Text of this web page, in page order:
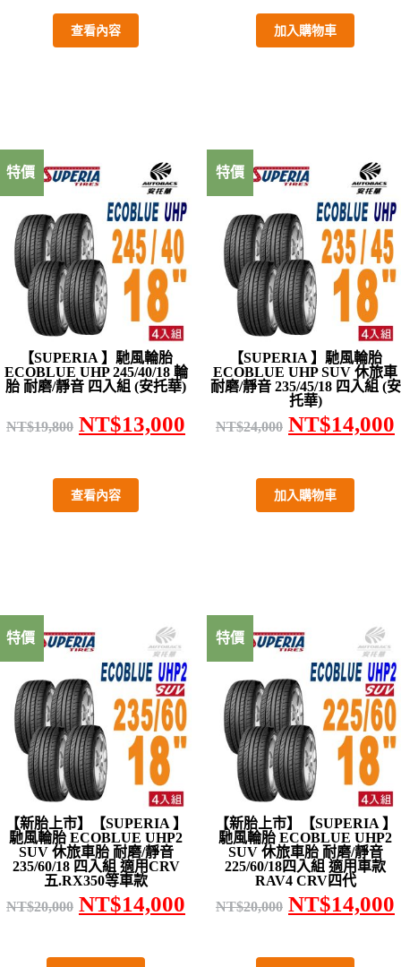
查看內容 加入購物車
特價
【SUPERIA 】馳風輪胎
ECOBLUE UHP 245/40/18 輪
胎 耐磨/靜音 四入組 (安托華)
NT$19,800 NT$13,000
查看內容
特價
【SUPERIA 】馳風輪胎
ECOBLUE UHP SUV 休旅車
耐磨/靜音 235/45/18 四入組 (安
托華)
NT$24,000 NT$14,000
加入購物車
特價
【新胎上市】【SUPERIA 】
馳風輪胎 ECOBLUE UHP2
SUV 休旅車胎 耐磨/靜音
235/60/18 四入組 適用CRV
五.RX350等車款
NT$20,000 NT$14,000
特價
【新胎上市】【SUPERIA 】
馳風輪胎 ECOBLUE UHP2
SUV 休旅車胎 耐磨/靜音
225/60/18四入組 適用車款
RAV4 CRV四代
NT$20,000 NT$14,000